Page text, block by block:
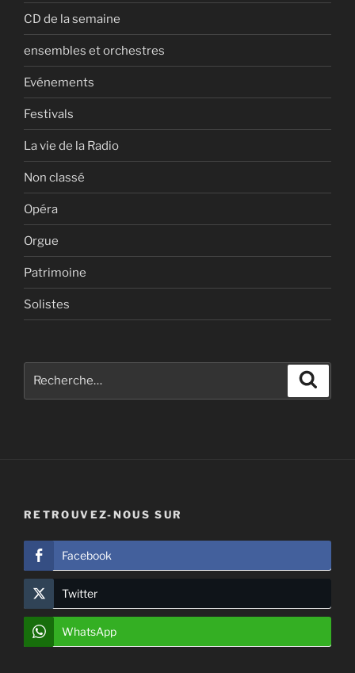
CD de la semaine
ensembles et orchestres
Evénements
Festivals
La vie de la Radio
Non classé
Opéra
Orgue
Patrimoine
Solistes
RETROUVEZ-NOUS SUR
Facebook
Twitter
WhatsApp